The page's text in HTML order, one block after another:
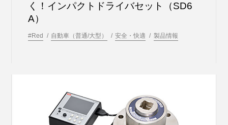
く！インパクトドライバセット（SD6
A）
#Red 自動車（普通/大型） 安全・快適 製品情報